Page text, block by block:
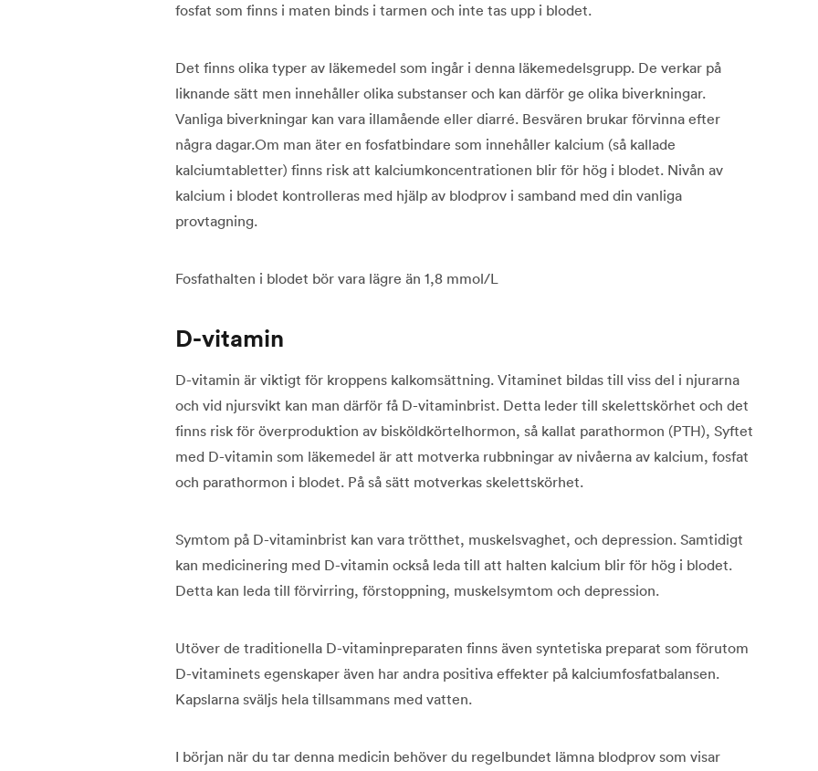
fosfat som finns i maten binds i tarmen och inte tas upp i blodet.
Det finns olika typer av läkemedel som ingår i denna läkemedelsgrupp. De verkar på
liknande sätt men innehåller olika substanser och kan därför ge olika biverkningar.
Vanliga biverkningar kan vara illamående eller diarré. Besvären brukar förvinna efter
några dagar.Om man äter en fosfatbindare som innehåller kalcium (så kallade
kalciumtabletter) finns risk att kalciumkoncentrationen blir för hög i blodet. Nivån av
kalcium i blodet kontrolleras med hjälp av blodprov i samband med din vanliga
provtagning.
Fosfathalten i blodet bör vara lägre än 1,8 mmol/L
D-vitamin
D-vitamin är viktigt för kroppens kalkomsättning. Vitaminet bildas till viss del i njurarna
och vid njursvikt kan man därför få D-vitaminbrist. Detta leder till skelettskörhet och det
finns risk för överproduktion av bisköldkörtelhormon, så kallat parathormon (PTH), Syftet
med D-vitamin som läkemedel är att motverka rubbningar av nivåerna av kalcium, fosfat
och parathormon i blodet. På så sätt motverkas skelettskörhet.
Symtom på D-vitaminbrist kan vara trötthet, muskelsvaghet, och depression. Samtidigt
kan medicinering med D-vitamin också leda till att halten kalcium blir för hög i blodet.
Detta kan leda till förvirring, förstoppning, muskelsymtom och depression.
Utöver de traditionella D-vitaminpreparaten finns även syntetiska preparat som förutom
D-vitaminets egenskaper även har andra positiva effekter på kalciumfosfatbalansen.
Kapslarna sväljs hela tillsammans med vatten.
I början när du tar denna medicin behöver du regelbundet lämna blodprov som visar